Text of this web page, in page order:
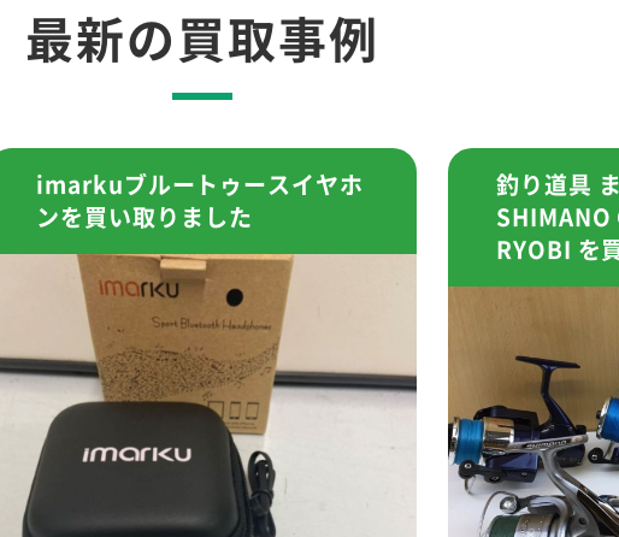
最新の買取事例
imarkuブルートゥースイヤホ
ンを買い取りました
釣り道具
SHIMANO
RYOBI を